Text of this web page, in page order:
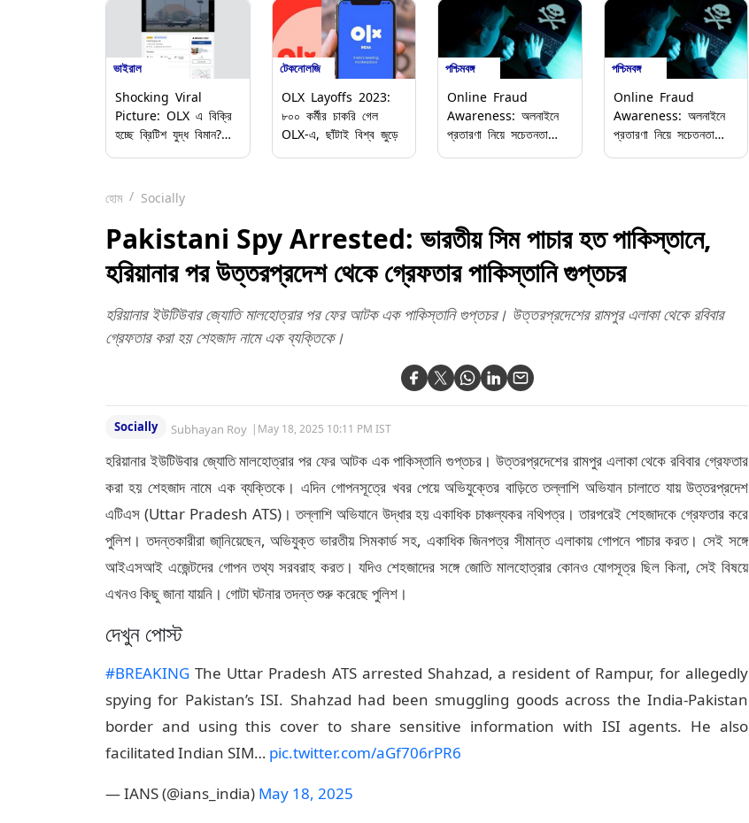
ভাইরাল
Shocking Viral
Picture: OLX এ বিক্রি
হচ্ছে ব্রিটিশ যুদ্ধ বিমান?
টেকনোলজি
OLX Layoffs 2023:
৮০০ কর্মীর চাকরি গেল
OLX-এ, ছাঁটাই বিশ্ব জুড়ে
পশ্চিমবঙ্গ
Online Fraud
Awareness: অলনাইনে
প্রতারণা নিয়ে সচেতনতা
পশ্চিমবঙ্গ
Online Fraud
Awareness: অলনাইনে
প্রতারণা নিয়ে সচেতনতা
হোম
Socially
Pakistani Spy Arrested: ভারতীয় সিম পাচার হত পাকিস্তানে,
হরিয়ানার পর উত্তরপ্রদেশ থেকে গ্রেফতার পাকিস্তানি গুপ্তচর
হরিয়ানার ইউটিউবার জ্যোতি মালহোত্রার পর ফের আটক এক পাকিস্তানি গুপ্তচর। উত্তরপ্রদেশের রামপুর এলাকা থেকে রবিবার
গ্রেফতার করা হয় শেহজাদ নামে এক ব্যক্তিকে।
Socially Subhayan Roy | May 18, 2025 10:11 PM IST
হরিয়ানার ইউটিউবার জ্যোতি মালহোত্রার পর ফের আটক এক পাকিস্তানি গুপ্তচর। উত্তরপ্রদেশের রামপুর এলাকা থেকে রবিবার গ্রেফতার
করা হয় শেহজাদ নামে এক ব্যক্তিকে। এদিন গোপনসূত্রে খবর পেয়ে অভিযুক্তের বাড়িতে তল্লাশি অভিযান চালাতে যায় উত্তরপ্রদেশ
এটিএস (Uttar Pradesh ATS)। তল্লাশি অভিযানে উদ্ধার হয় একাধিক চাঞ্চল্যকর নথিপত্র। তারপরেই শেহজাদকে গ্রেফতার করে
পুলিশ। তদন্তকারীরা জা্নিয়েছেন, অভিযুক্ত ভারতীয় সিমকার্ড সহ, একাধিক জিনপত্র সীমান্ত এলাকায় গোপনে পাচার করত। সেই সঙ্গে
আইএসআই এজেন্টদের গোপন তথ্য সরবরাহ করত। যদিও শেহজাদের সঙ্গে জোতি মালহোত্রার কোনও যোগসূত্র ছিল কিনা, সেই বিষয়ে
এখনও কিছু জানা যায়নি। গোটা ঘটনার তদন্ত শুরু করেছে পুলিশ।
দেখুন পোস্ট
#BREAKING The Uttar Pradesh ATS arrested Shahzad, a resident of Rampur, for allegedly
spying for Pakistan’s ISI. Shahzad had been smuggling goods across the India-Pakistan
border and using this cover to share sensitive information with ISI agents. He also
facilitated Indian SIM… pic.twitter.com/aGf706rPR6
— IANS (@ians_india) May 18, 2025